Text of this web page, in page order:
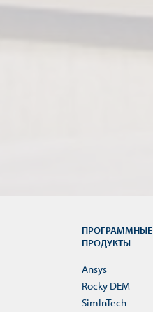
ПРОГРАММНЫЕ
ПРОДУКТЫ
Ansys
Rocky DEM
SimInTech